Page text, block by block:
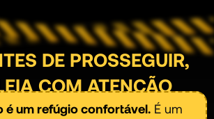
DE PROSSEGUIR,
COM ATENÇÃO
é um refúgio confortável. É um